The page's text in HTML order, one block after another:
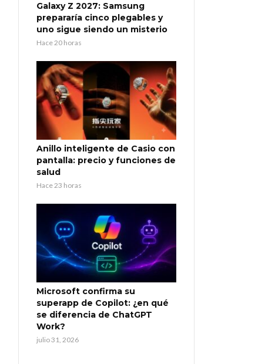
Galaxy Z 2027: Samsung
prepararía cinco plegables y
uno sigue siendo un misterio
Hace 20 horas
Anillo inteligente de Casio con
pantalla: precio y funciones de
salud
Hace 23 horas
Microsoft confirma su
superapp de Copilot: ¿en qué
se diferencia de ChatGPT
Work?
julio 31, 2026